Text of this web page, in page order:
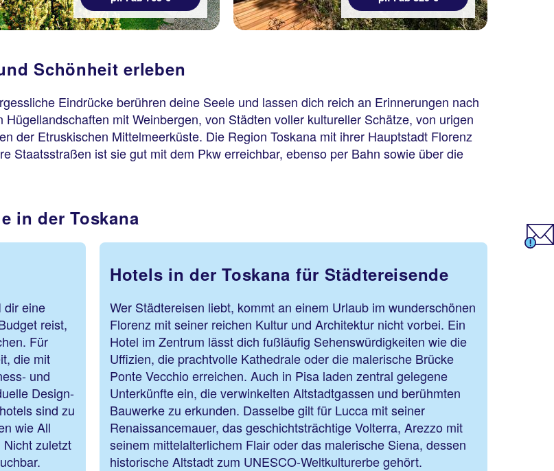
Schönheit erleben
Eindrücke berühren deine Seele und lassen dich reich an Erinnerungen nach
mit Weinbergen, von Städten voller kultureller Schätze, von urigen
der Etruskischen Mittelmeerküste. Die Region Toskana mit ihrer Hauptstadt Florenz
Staatsstraßen ist sie gut mit dem Pkw erreichbar, ebenso per Bahn sowie über die
in der Toskana
dir eine
reist,
Für
die mit
und
Design-
sind zu
wie All
zuletzt
Hotels in der Toskana für Städtereisende
Wer Städtereisen liebt, kommt an einem Urlaub im wunderschönen
Florenz mit seiner reichen Kultur und Architektur nicht vorbei. Ein
Hotel im Zentrum lässt dich fußläufig Sehenswürdigkeiten wie die
Uffizien, die prachtvolle Kathedrale oder die malerische Brücke
Ponte Vecchio erreichen. Auch in Pisa laden zentral gelegene
Unterkünfte ein, die verwinkelten Altstadtgassen und berühmten
Bauwerke zu erkunden. Dasselbe gilt für Lucca mit seiner
Renaissancemauer, das geschichtsträchtige Volterra, Arezzo mit
seinem mittelalterlichem Flair oder das malerische Siena, dessen
historische Altstadt zum UNESCO-Weltkulturerbe gehört.